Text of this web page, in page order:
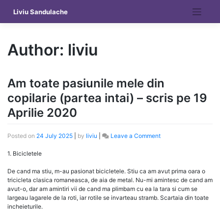
content
Liviu Sandulache
Author: liviu
Am toate pasiunile mele din
copilarie (partea intai) – scris pe 19
Aprilie 2020
Posted on 24 July 2025 by liviu Leave a Commenton
mele
din
copilarie
(partea
1. Bicicletele
De cand ma stiu, m-au pasionat bicicletele. Stiu ca am avut prima oara o
tricicleta clasica romaneasca, de aia de metal. Nu-mi amintesc de cand am
avut-o, dar am amintiri vii de cand ma plimbam cu ea la tara si cum se
largeau lagarele de la roti, iar rotile se invarteau stramb. Scartaia din toate
incheieturile.